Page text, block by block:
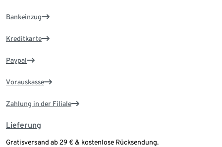
Bankeinzug
Kreditkarte
Paypal
Vorauskasse
Zahlung in der Filiale
Lieferung
Gratisversand ab 29 € & kostenlose Rücksendung.